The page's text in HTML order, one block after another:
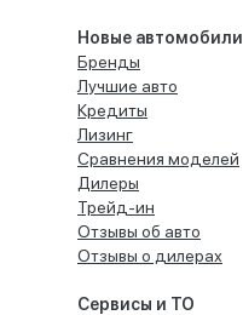
Новые автомобили
Бренды
Лучшие авто
Кредиты
Лизинг
Сравнения моделей
Дилеры
Трейд-ин
Отзывы об авто
Отзывы о дилерах
Сервисы и ТО